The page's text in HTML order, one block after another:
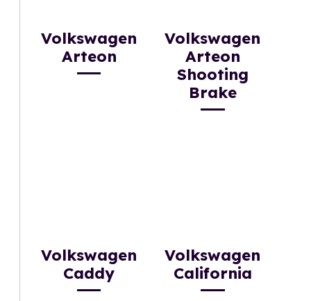
Volkswagen
Arteon
Volkswagen
Arteon
Shooting
Brake
Volkswagen
Caddy
Volkswagen
California